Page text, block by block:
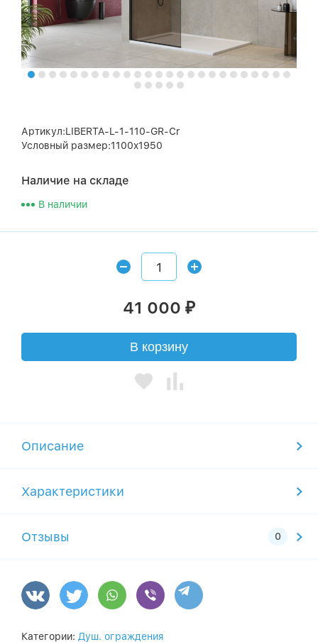
Артикул:LIBERTA-L-1-110-GR-Cr
Условный размер:1100x1950
Наличие на складе
В наличии
41 000 ₽
В корзину
Описание
Характеристики
Отзывы
Категории: Душ. ограждения